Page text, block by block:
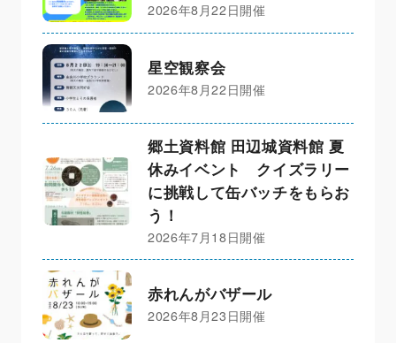
2026年8月22日開催
星空観察会
2026年8月22日開催
郷土資料館 田辺城資料館 夏
休みイベント クイズラリー
に挑戦して缶バッチをもらお
う！
2026年7月18日開催
赤れんがバザール
2026年8月23日開催